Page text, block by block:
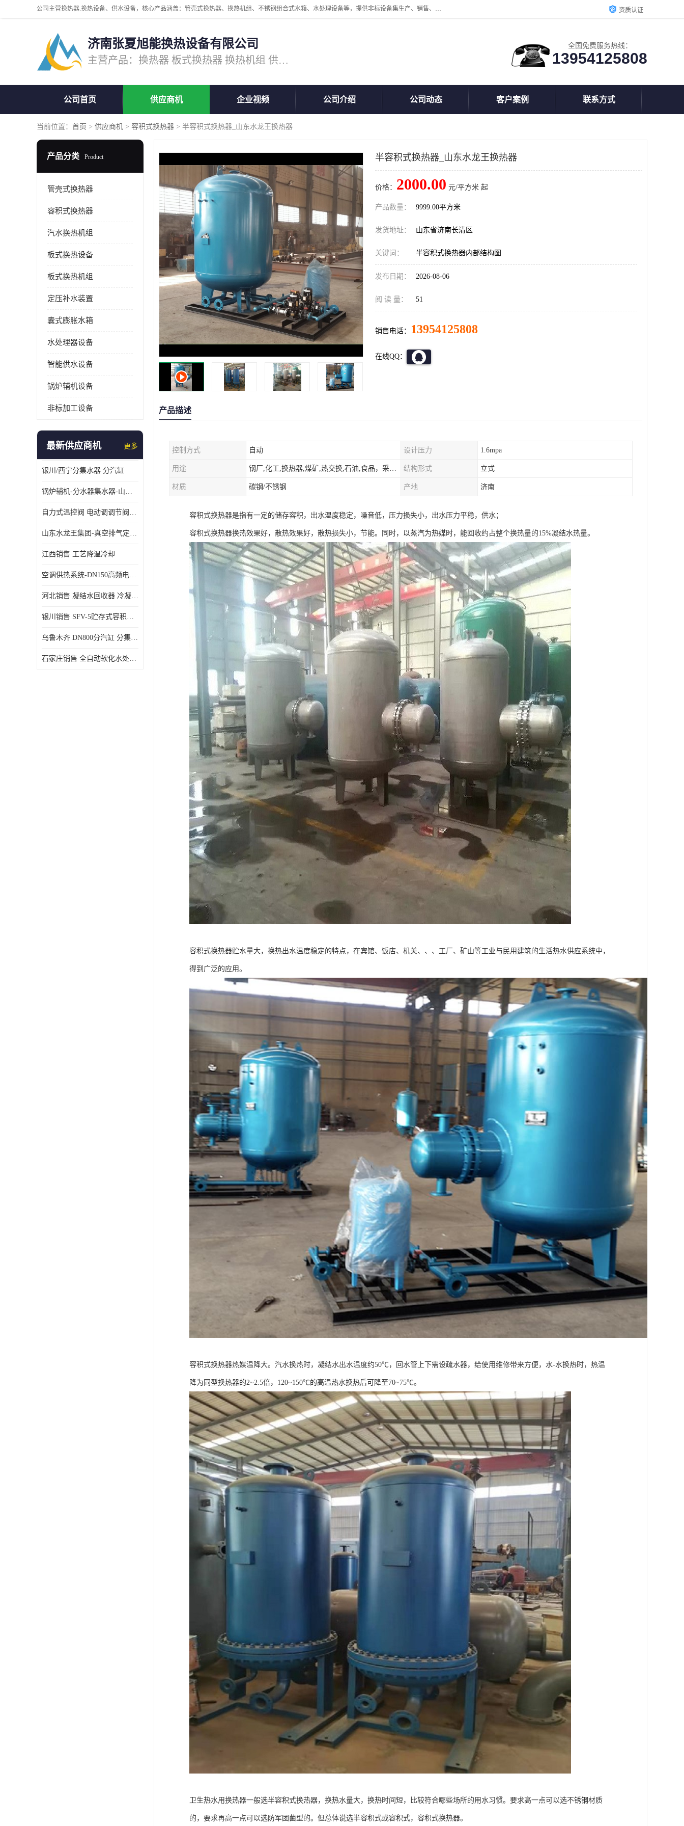
公司主营换热器.换热设备、供水设备，核心产品涵盖：管壳式换热器、换热机组、不锈钢组合式水箱、水处理设备等，提供非标设备集生产、销售、安装一体化服务，可满足全国酒店、学校、医院、商业综合体、工业项目等多场景换热与供水需求。 资质认证
济南张夏旭能换热设备有限公司
主营产品：换热器 板式换热器 换热机组 供水设备 水处理设备
全国免费服务热线：
13954125808
公司首页 供应商机 企业视频 公司介绍 公司动态 客户案例 联系方式
当前位置： 首页 > 供应商机 > 容积式换热器 > 半容积式换热器_山东水龙王换热器
产品分类 Product
管壳式换热器
容积式换热器
汽水换热机组
板式换热设备
板式换热机组
定压补水装置
囊式膨胀水箱
水处理器设备
智能供水设备
锅炉辅机设备
非标加工设备
最新供应商机 更多
银川/西宁分集水器 分汽缸
锅炉辅机-分水器集水器-山东龙源供热设备
自力式温控阀 电动调调节阀温控阀-济南张夏水暖设备
山东水龙王集团-真空排气定压机组
江西销售 工艺降温冷却
空调供热系统-DN150高频电子水除垢仪
河北销售 凝结水回收器 冷凝水回收器
银川销售 SFV-5贮存式容积式换热器
乌鲁木齐 DN800分汽缸 分集水器
石家庄销售 全自动软化水处理器
半容积式换热器_山东水龙王换热器
价格： 2000.00 元/平方米 起
产品数量： 9999.00平方米
发货地址： 山东省济南长清区
关键词： 半容积式换热器内部结构图
发布日期： 2026-08-06
阅 读 量： 51
销售电话： 13954125808
在线QQ：
产品描述
控制方式 自动 设计压力 1.6mpa
用途 钢厂,化工,换热器,煤矿,热交换,石油,食品，采暖.供热.空调。 结构形式 立式
材质 碳钢/不锈钢 产地 济南
容积式换热器是指有一定的储存容积，出水温度稳定，噪音低，压力损失小，出水压力平稳，供水；
容积式换热器换热效果好，散热效果好，散热损失小，节能。同时，以蒸汽为热媒时，能回收约占整个换热量的15%凝结水热量。
容积式换热器贮水量大，换热出水温度稳定的特点，在宾馆、饭店、机关、、、工厂、矿山等工业与民用建筑的生活热水供应系统中，
得到广泛的应用。
容积式换热器热媒温降大。汽水换热时，凝结水出水温度约50℃，回水管上下需设疏水器，给使用维修带来方便，水-水换热时，热温
降为同型换热器的2~2.5倍，120~150℃的高温热水换热后可降至70~75℃。
卫生热水用换热器一般选半容积式换热器，换热水量大，换热时间短，比较符合哪些场所的用水习惯。要求高一点可以选不锈钢材质
的，要求再高一点可以选防军团菌型的。但总体说选半容积式或容积式，容积式换热器。